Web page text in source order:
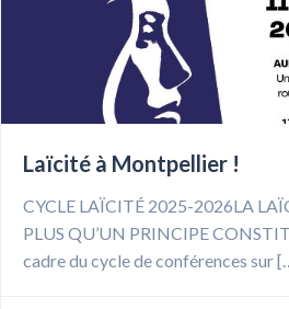
Laïcité à Montpellier !
CYCLE LAÏCITÉ 2025-2026LA
PLUS QU’UN PRINCIPE
cadre du cycle de conférences sur